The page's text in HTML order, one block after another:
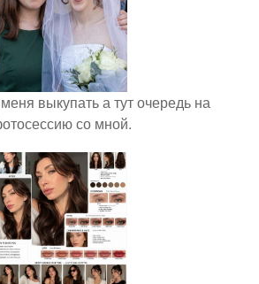
выкупать а тут очередь на
со мной.